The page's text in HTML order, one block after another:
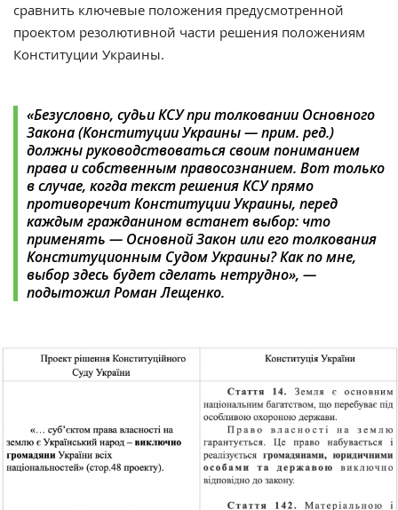
сравнить ключевые положения предусмотренной
проектом резолютивной части решения положениям
Конституции Украины.
«Безусловно, судьи КСУ при толковании Основного
Закона (Конституции Украины — прим. ред.)
должны руководствоваться своим пониманием
права и собственным правосознанием. Вот только
в случае, когда текст решения КСУ прямо
противоречит Конституции Украины, перед
каждым гражданином встанет выбор: что
применять — Основной Закон или его толкования
Конституционным Судом Украины? Как по мне,
выбор здесь будет сделать нетрудно», —
подытожил Роман Лещенко.